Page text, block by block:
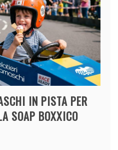
IN PISTA PER
SOAP BOXXICO